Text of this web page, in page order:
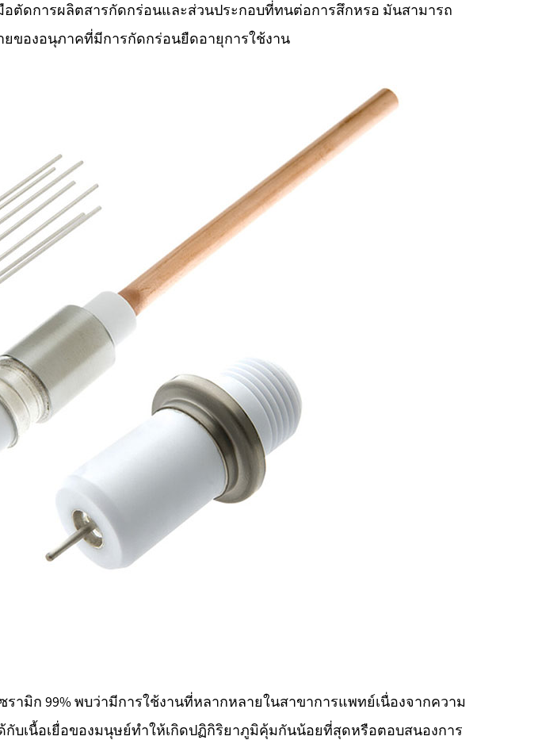
อตัดการผลิตสารกัดกร่อนและส่วนประกอบที่ทนต่อการสึกหรอ มันสามารถ
ของอนุภาคที่มีการกัดกร่อนยืดอายุการใช้งาน
รามิก 99% พบว่ามีการใช้งานที่หลากหลายในสาขาการแพทย์เนื่องจากความ
กับเนื้อเยื่อของมนุษย์ทำให้เกิดปฏิกิริยาภูมิคุ้มกันน้อยที่สุดหรือตอบสนองการ